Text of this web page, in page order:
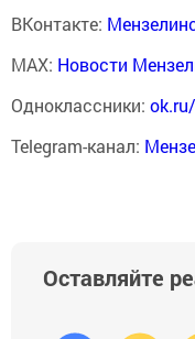
ВКонтакте:
MAX: Новости
Одноклассники:
Telegram-канал:
Оставляйте